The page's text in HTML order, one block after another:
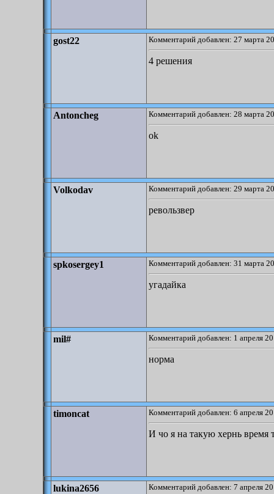
gost22 Комментарий добавлен: 27 марта
4 решения
Antoncheg Комментарий добавлен: 28 марта
ok
Volkodav Комментарий добавлен: 29 марта
ревользвер
spkosergey1 Комментарий добавлен: 31 марта
угадайка
mil# Комментарий добавлен: 1 апреля
норма
timoncat Комментарий добавлен: 6 апреля
И чо я на такую хернь время
lukina2656 Комментарий добавлен: 7 апреля